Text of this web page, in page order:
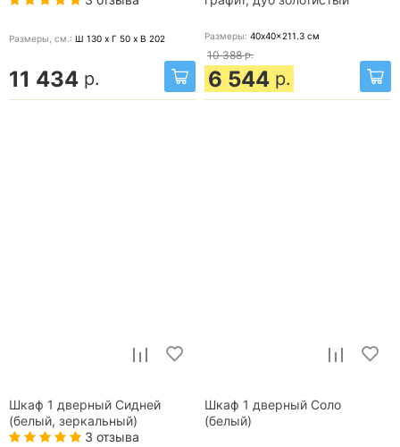
Размеры, cм.: Ш 130 x Г 50 x В 202
11 434 р.
Размеры: 40x40x211.3 см
10 388 р.
6 544 р.
Шкаф 1 дверный Сидней
(белый, зеркальный)
3 отзыва
Шкаф 1 дверный Соло
(белый)